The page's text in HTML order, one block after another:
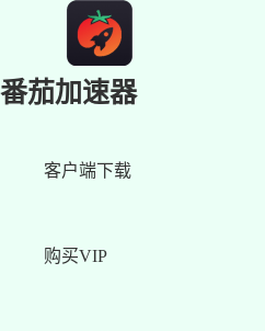
番茄加速器
客户端下载
购买VIP